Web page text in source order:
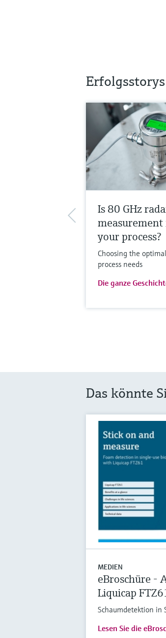
Erfolgsstorys
Is 80 GHz
your process?
Choosing the
process needs
Die ganze
Das könnte
MEDIEN
eBroschüre -
Liquicap
Schaumdetektion in
Lesen Sie die